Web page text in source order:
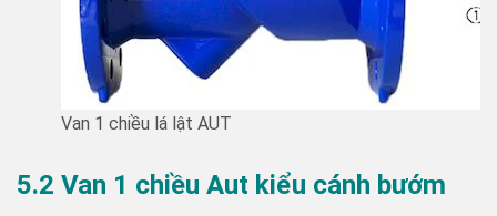
Van 1 chiều lá lật AUT
5.2 Van 1 chiều Aut kiểu cánh bướm